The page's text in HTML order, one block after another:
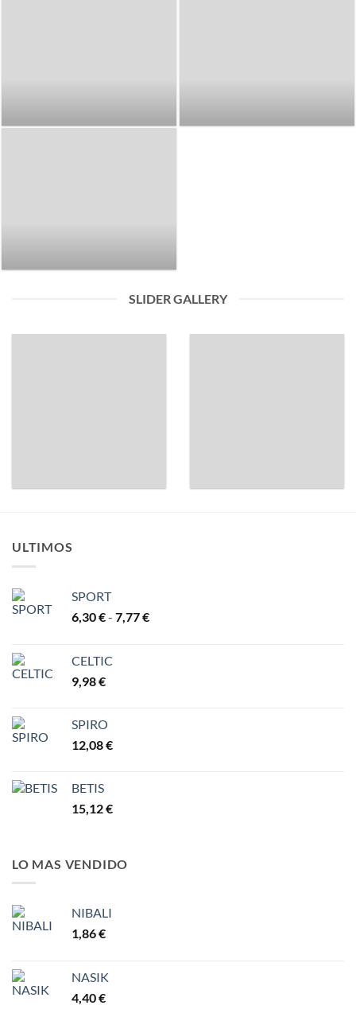
SLIDER GALLERY
ULTIMOS
SPORT
6,30€- 7,77€Rango
CELTIC
9,98€
SPIRO
12,08€
BETIS
15,12€
LO MAS VENDIDO
NIBALI
1,86€
NASIK
4,40€